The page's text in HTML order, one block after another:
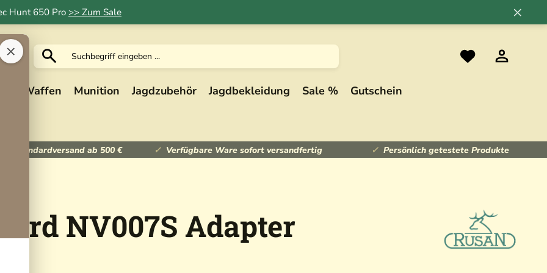
Hunt 650 Pro >> Zum Sale
×
×
Waffen Munition Jagdzubehör Jagdbekleidung Sale % Gutschein
Standardversand ab 500 € Verfügbare Ware sofort versandfertig Persönlich getestete Produkte
NV007S Adapter